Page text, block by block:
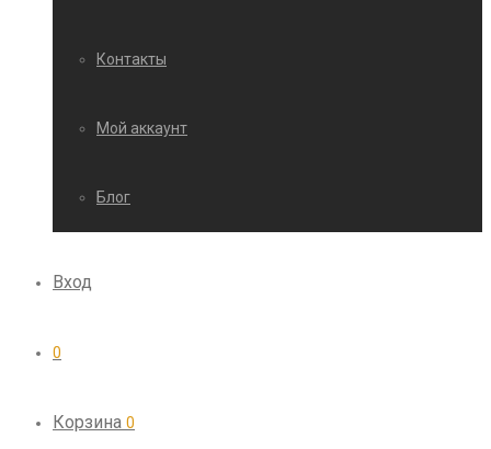
Контакты
Мой аккаунт
Блог
Вход
0
Корзина 0